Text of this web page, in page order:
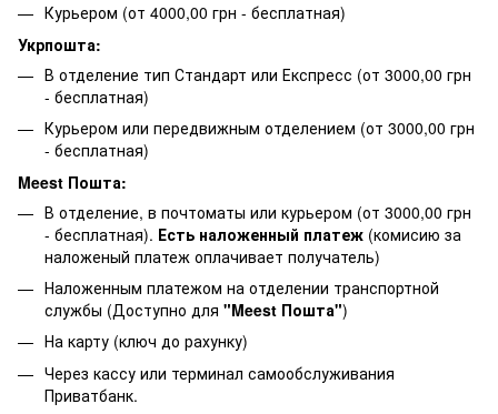
Курьером (от 4000,00 грн - бесплатная)
Укрпошта:
В отделение тип Стандарт или Експресс (от 3000,00 грн
- бесплатная)
Курьером или передвижным отделением (от 3000,00 грн
- бесплатная)
Meest Пошта:
В отделение, в почтоматы или курьером (от 3000,00 грн
- бесплатная). Есть наложенный платеж (комисию за
наложеный платеж оплачивает получатель)
Наложенным платежом на отделении транспортной
службы (Доступно для "Meest Пошта")
На карту (ключ до рахунку)
Через кассу или терминал самообслуживания
Приватбанк.